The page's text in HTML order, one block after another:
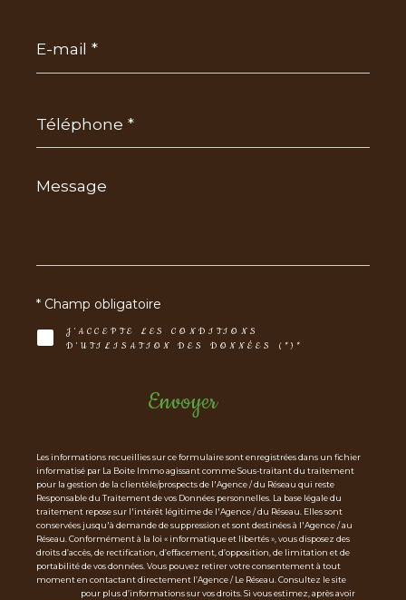
mail
*
Message
*
J'ACCEPTE LES CONDITIONS
D'UTILISATION DES DONNÉES (*)*
* Champ obligatoire
Envoyer
Les informations recueillies sur ce formulaire sont enregistrées dans un fichier
informatisé par La Boite Immo agissant comme Sous-traitant du traitement
pour la gestion de la clientèle/prospects de l'Agence / du Réseau qui reste
Responsable du Traitement de vos Données personnelles. La base légale du
traitement repose sur l'intérêt légitime de l'Agence / du Réseau. Elles sont
conservées jusqu'à demande de suppression et sont destinées à l'Agence / au
Réseau. Conformément à la loi « informatique et libertés », vous disposez des
droits d’accès, de rectification, d’effacement, d’opposition, de limitation et de
portabilité de vos données. Vous pouvez retirer votre consentement à tout
moment en contactant directement l’Agence / Le Réseau. Consultez le site
pour plus d’informations sur vos droits. Si vous estimez, après avoir